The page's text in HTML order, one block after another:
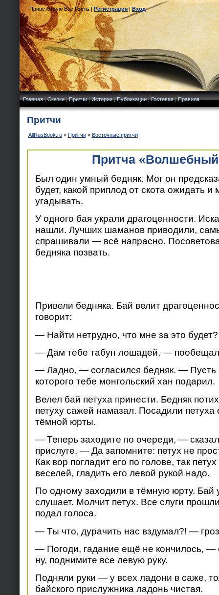
Приветствую Вас Гость|Регистрация|Вход
Главная|Сказки|Притчи|Истории|Публикации|Гостевая|Правила
Притчи
AllRusBook.ru» Притчи» Восточные притчи
Притча «Волшебный
Был один умный бедняк. Мог он
будет, какой приплод от скота ожидать и
угадывать.
У одного бая украли драгоценности.
нашли. Лучших шаманов приводили,
спрашивали — всё напрасно.
бедняка позвать.
Привели бедняка. Бай велит
говорит:
— Найти нетрудно, что мне за это будет?
— Дам тебе табун лошадей, —
— Ладно, — согласился бедняк. — Пусть
которого тебе монгольский хан подарил.
Велел бай петуха принести. Бедняк
петуху сажей намазал. Посадили петуха
тёмной юрты.
— Теперь заходите по очереди, —
прислуге. — Да запомните: петух не
Как вор погладит его по голове, так
веселей, гладить его левой рукой надо.
По одному заходили в тёмную юрту. Бай
слушает. Молчит петух. Все слуги
подал голоса.
— Ты что, дурачить нас вздумал?! —
— Погоди, гадание ещё не кончилось, —
ну, поднимите все левую руку.
Подняли руки — у всех ладони в саже,
байского прислужника ладонь чистая.